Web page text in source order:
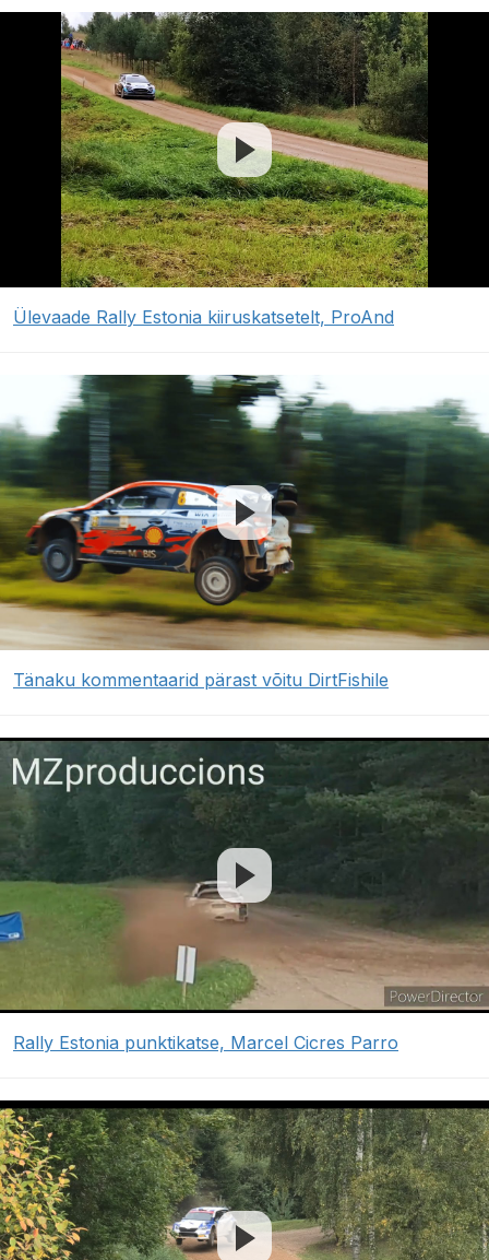
Ülevaade Rally Estonia kiiruskatsetelt, ProAnd
Tänaku kommentaarid pärast võitu DirtFishile
Rally Estonia punktikatse, Marcel Cicres Parro